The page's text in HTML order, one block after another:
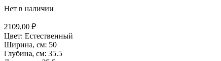
Нет в наличии
2109,00 ₽
Цвет: Естественный
Ширина, см: 50
Глубина, см: 35.5